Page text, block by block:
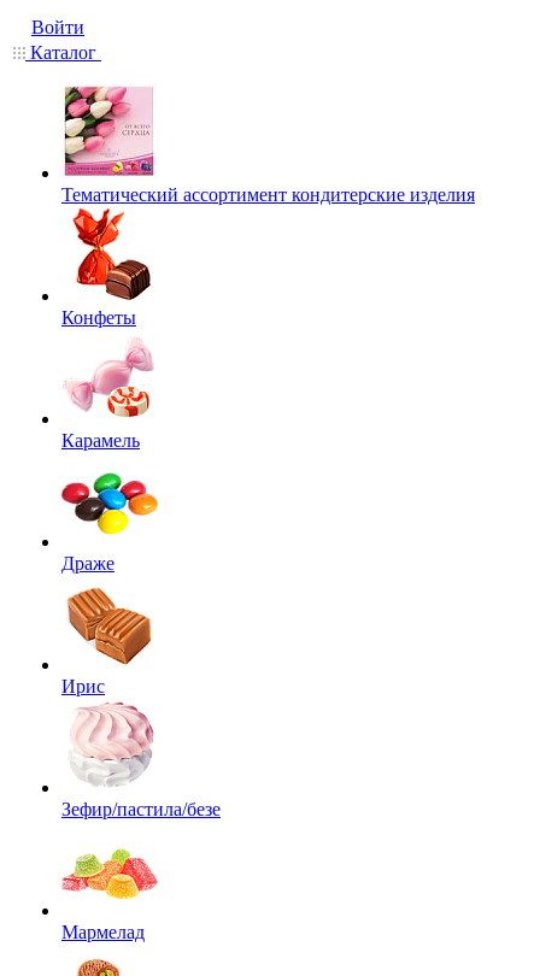
Войти
Каталог
Тематический ассортимент кондитерские изделия
Конфеты
Карамель
Драже
Ирис
Зефир/пастила/безе
Мармелад